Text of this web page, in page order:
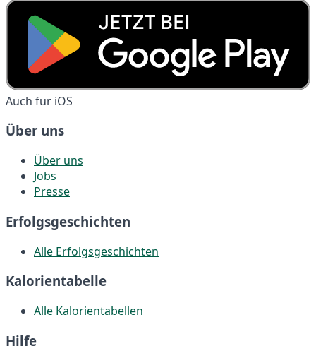
Auch für iOS
Über uns
Über uns
Jobs
Presse
Erfolgsgeschichten
Alle Erfolgsgeschichten
Kalorientabelle
Alle Kalorientabellen
Hilfe